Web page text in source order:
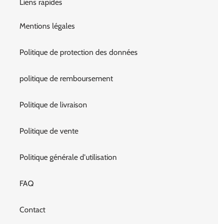
Liens rapides
Mentions légales
Politique de protection des données
politique de remboursement
Politique de livraison
Politique de vente
Politique générale d'utilisation
FAQ
Contact